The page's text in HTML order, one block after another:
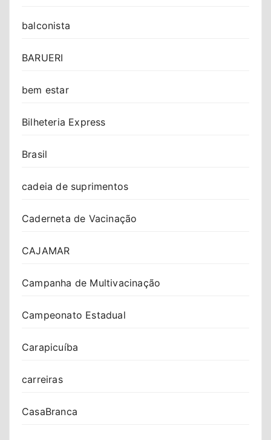
balconista
BARUERI
bem estar
Bilheteria Express
Brasil
cadeia de suprimentos
Caderneta de Vacinação
CAJAMAR
Campanha de Multivacinação
Campeonato Estadual
Carapicuíba
carreiras
CasaBranca